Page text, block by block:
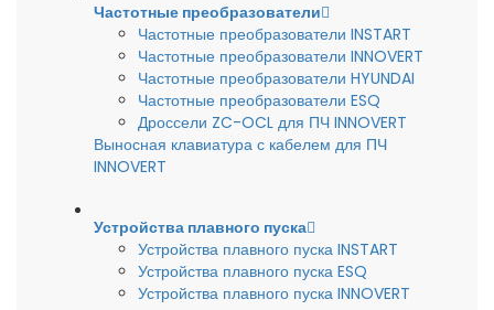
Частотные преобразователи
Частотные преобразователи INSTART
Частотные преобразователи INNOVERT
Частотные преобразователи HYUNDAI
Частотные преобразователи ESQ
Дроссели ZC-OCL для ПЧ INNOVERT
Выносная клавиатура с кабелем для ПЧ
INNOVERT
Устройства плавного пуска
Устройства плавного пуска INSTART
Устройства плавного пуска ESQ
Устройства плавного пуска INNOVERT